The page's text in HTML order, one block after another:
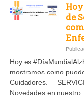
de
Hoy es
mostramos como
Cuidadores.
Novedades en nuestro